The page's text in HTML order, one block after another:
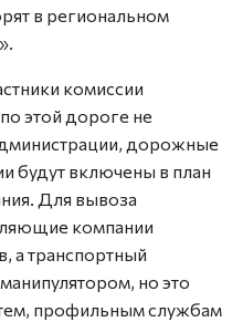
в региональном
комиссии
этой дороге не
дорожные
будут включены в план
Для вывоза
компании
а транспортный
но это
профильным службам